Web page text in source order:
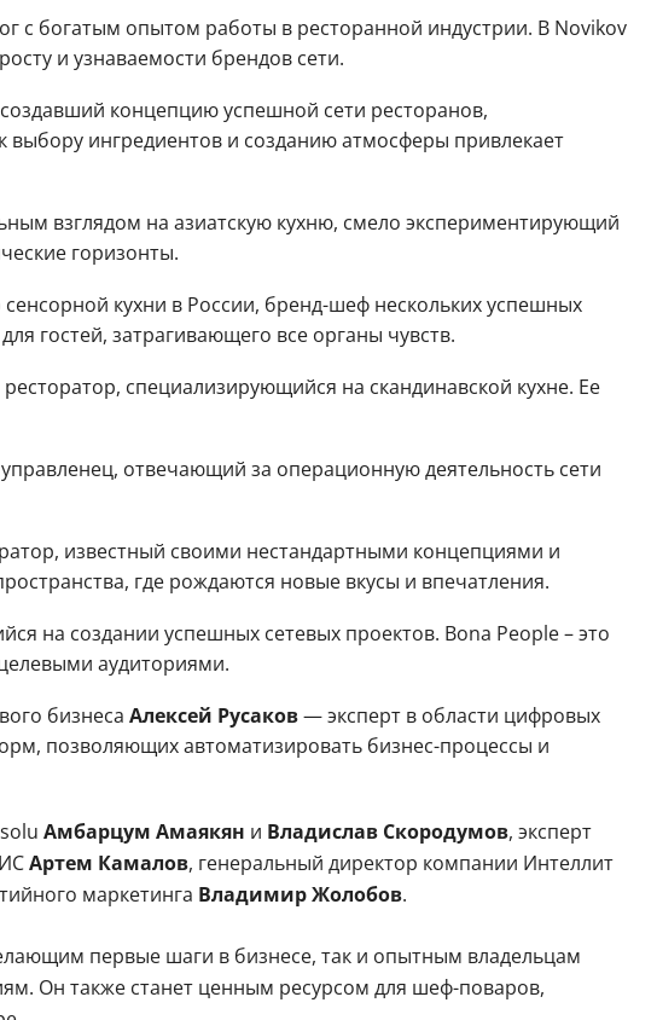
с богатым опытом работы в ресторанной индустрии. В Novikov
и узнаваемости брендов сети.
концепцию успешной сети ресторанов,
ингредиентов и созданию атмосферы привлекает
взглядом на азиатскую кухню, смело экспериментирующий
горизонты.
кухни в России, бренд-шеф нескольких успешных
гостей, затрагивающего все органы чувств.
специализирующийся на скандинавской кухне. Ее
отвечающий за операционную деятельность сети
известный своими нестандартными концепциями и
где рождаются новые вкусы и впечатления.
на создании успешных сетевых проектов. Bona People – это
аудиториями.
бизнеса Алексей Русаков— эксперт в области цифровых
позволяющих автоматизировать бизнес-процессы и
Амбарцум Амаякян и Владислав Скородумов, эксперт
Артем Камалов, генеральный директор компании Интеллит
маркетинга Владимир Жолобов.
первые шаги в бизнесе, так и опытным владельцам
Он также станет ценным ресурсом для шеф-поваров,